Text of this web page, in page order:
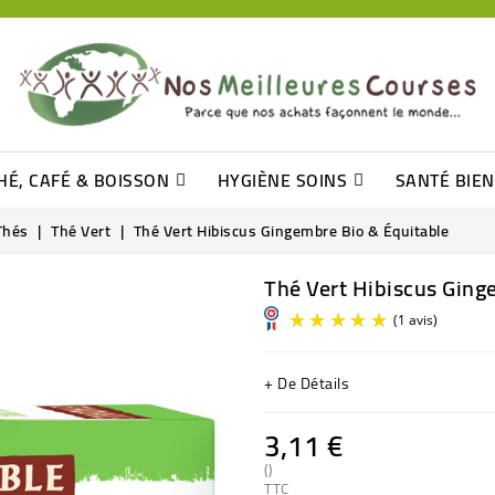
CAFÉ & BOISSON HYGIÈNE SOINS SANTÉ
Thé Vert Thé Vert Hibiscus Gingembre Bio & Équitable
Thé Vert Hibiscus
+ De Détails
3,11 €
()
TTC